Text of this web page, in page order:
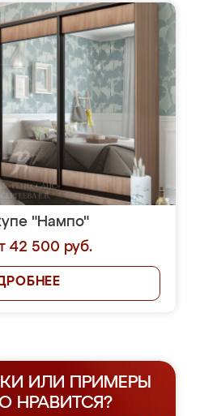
"Нампо"
42 500 руб.
ИЛИ ПРИМЕРЫ
НРАВИТСЯ?